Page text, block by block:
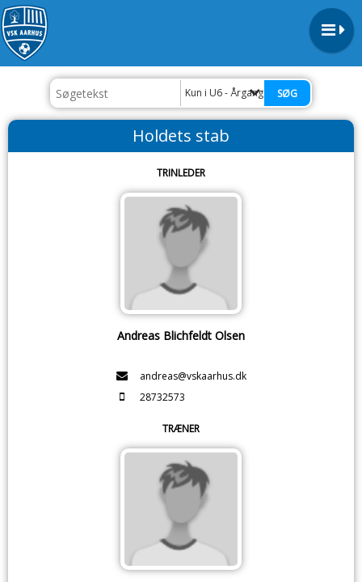
Kun i U6 - Årgang '21
Holdets stab
TRINLEDER
Andreas Blichfeldt Olsen
andreas@vskaarhus.dk
28732573
TRÆNER